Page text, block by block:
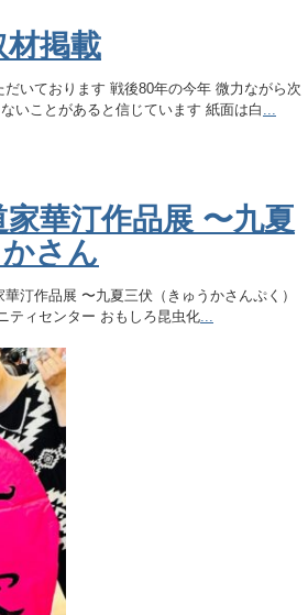
材掲載
いております 戦後80年の今年 微力ながら次
いことがあると信じています 紙面は白 ...
華汀作品展 〜九夏
さん
汀作品展 〜九夏三伏（きゅうかさんぷく）
ティセンター おもしろ昆虫化